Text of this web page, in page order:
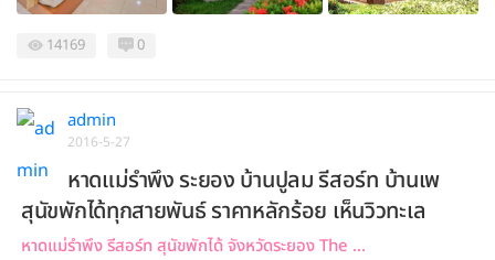
14169 0
admin
2016-5-27
หาดแม่รำพึง ระยอง บ้านปูลม รีสอร์ท บ้านเพ
สุนัขพักได้ทุกสายพันธ์ ราคาหลักร้อย เห็นวิวทะเล
หาดแม่รำพึง รีสอร์ท สุนัขพักได้ จังหวัดระยอง The ...